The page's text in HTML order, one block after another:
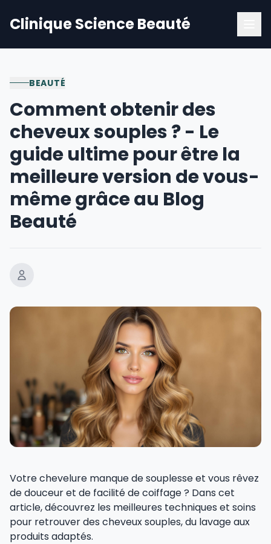
Clinique Science Beauté
BEAUTÉ
Comment obtenir des
cheveux souples ? - Le
guide ultime pour être la
meilleure version de vous-
même grâce au Blog
Beauté
Votre chevelure manque de souplesse et vous rêvez
de douceur et de facilité de coiffage ? Dans cet
article, découvrez les meilleures techniques et soins
pour retrouver des cheveux souples, du lavage aux
produits adaptés.